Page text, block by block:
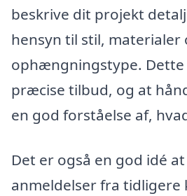
beskrive dit projekt
hensyn til stil, materialer
ophængningstype. Dette
præcise tilbud, og at
en god forståelse af,
Det er også en god idé
anmeldelser fra tidligere